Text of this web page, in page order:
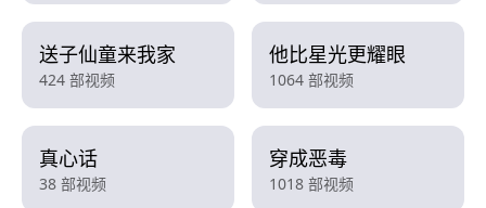
送子仙童来我家
424 部视频
他比星光更耀眼
1064 部视频
真心话
38 部视频
穿成恶毒
1018 部视频